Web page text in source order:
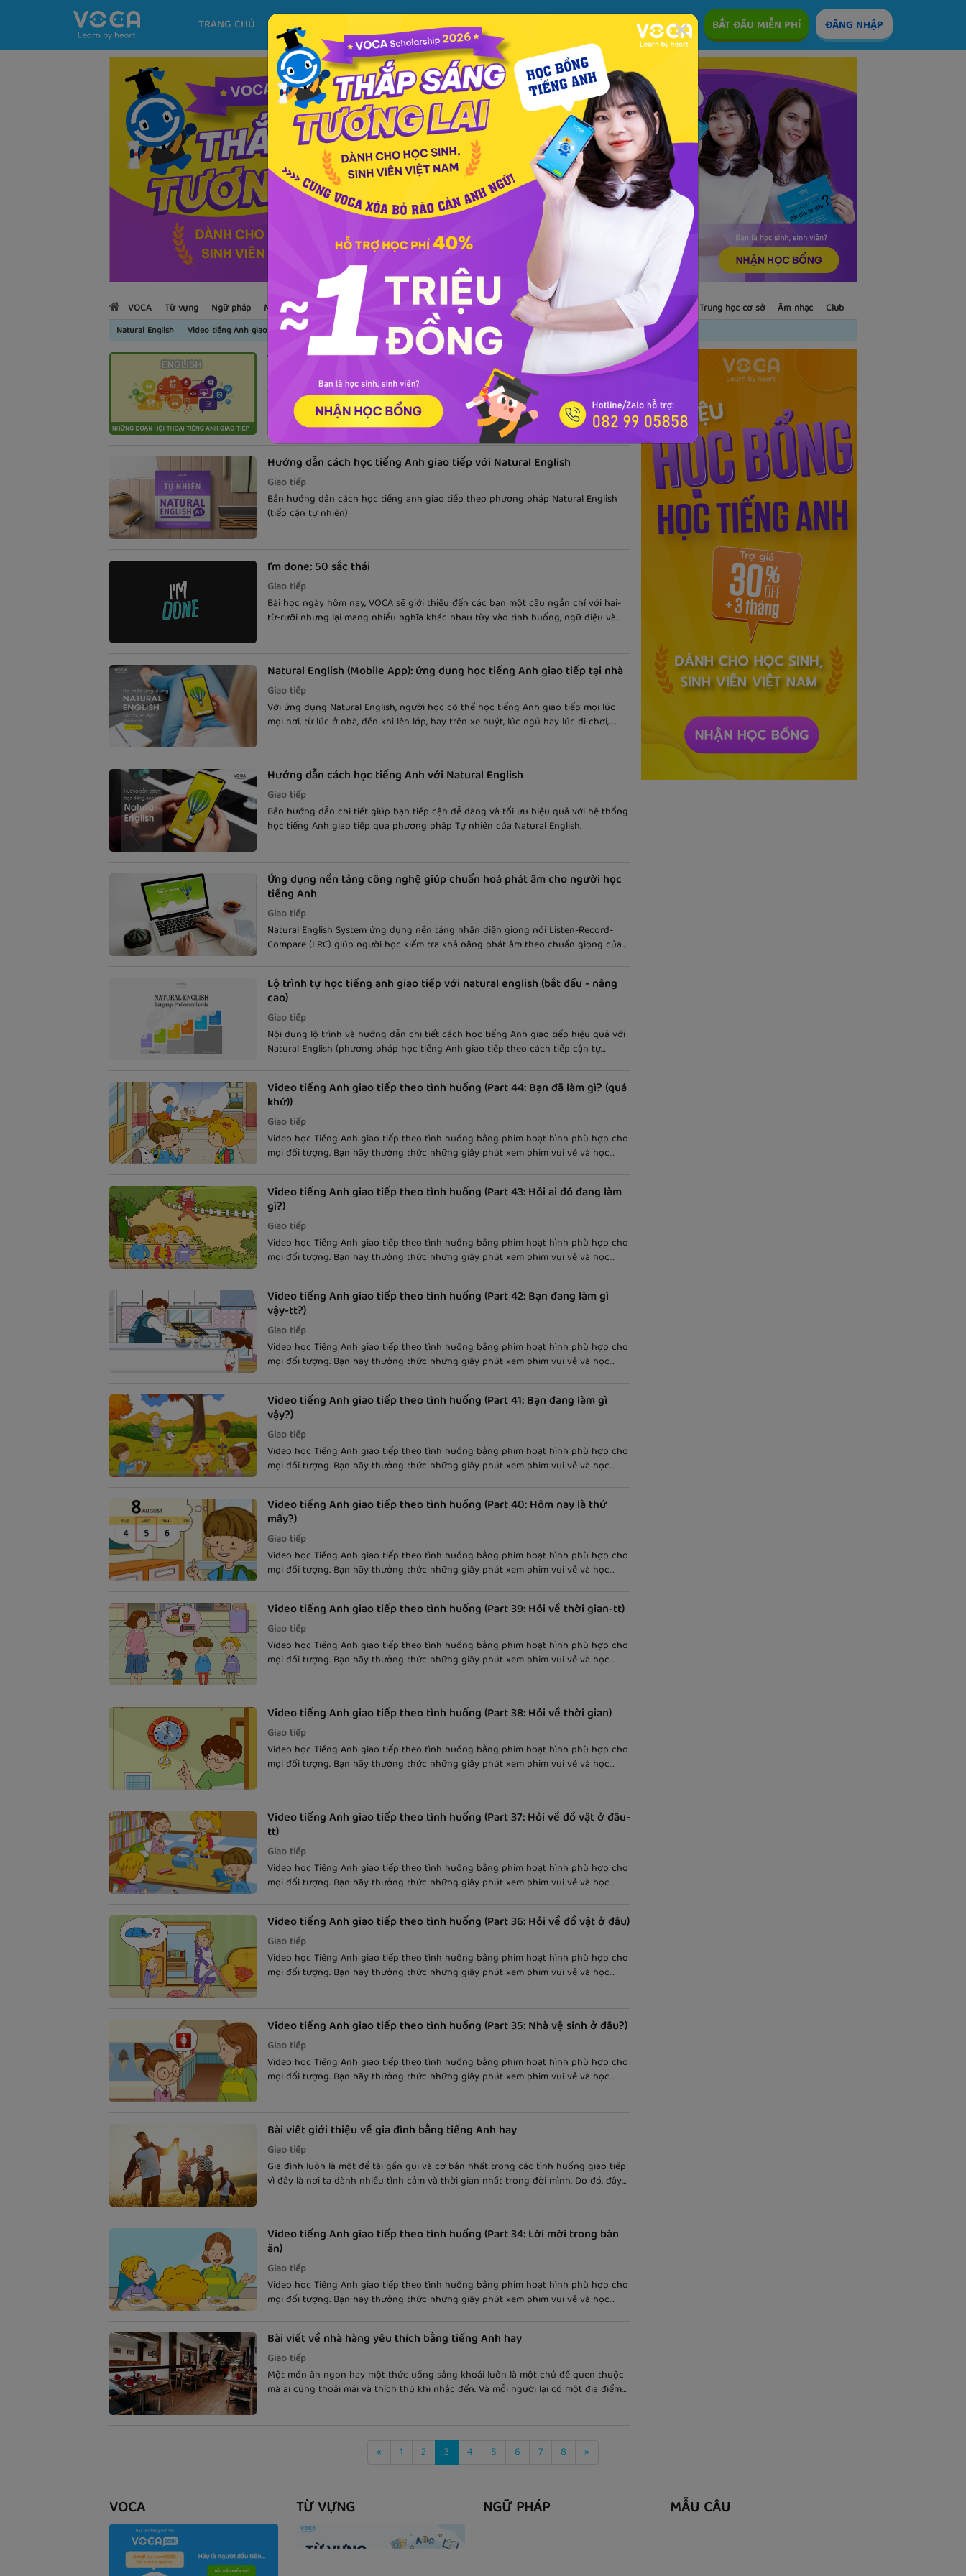
ĐĂNG NHẬP
BẮT ĐẦU MIỄN PHÍ
XEM THÊM
PREMIUM
PHƯƠNG PHÁP
KHÓA HỌC
TRANG CHỦ
VOCA Từ vựng Ngữ pháp Mẫu câu Học phát âm Giao tiếp Luyện viết Phổ thông Luyện nói TOEIC IELTS Trẻ em Trung học cơ sở Âm nhạc Club
Natural English Video tiếng Anh giao tiếp theo tình huống Kiến thức - kinh nghiệm Tài liệu học
100 đoạn hội thoại Tiếng Anh giao tiếp theo tình huống (Phần 1)
Tuyển chọn những đoạn hội thoại Tiếng Anh theo tình huống và thông dụng
Hướng dẫn cách học tiếng Anh giao tiếp với Natural English
Giao tiếp
Bản hướng dẫn cách học tiếng anh giao tiếp theo phương pháp Natural English
(tiếp cận tự nhiên)
I’m done: 50 sắc thái
Giao tiếp
Bài học ngày hôm nay, VOCA sẽ giới thiệu đến các bạn một câu ngắn chỉ với hai-
từ-rưỡi nhưng lại mang nhiều nghĩa khác nhau tùy vào tình huống, ngữ điệu và
Natural English (Mobile App): ứng dụng học tiếng Anh giao tiếp tại nhà
Giao tiếp
Với ứng dụng Natural English, người học có thể học tiếng Anh giao tiếp mọi lúc
mọi nơi, từ lúc ở nhà, đến khi lên lớp, hay trên xe buýt, lúc ngủ hay lúc đi chơi,..
Hướng dẫn cách học tiếng Anh với Natural English
Giao tiếp
Bản hướng dẫn chi tiết giúp bạn tiếp cận dễ dàng và tối ưu hiệu quả với hệ thống
học tiếng Anh giao tiếp qua phương pháp Tự nhiên của Natural English.
Ứng dụng nền tảng công nghệ giúp chuẩn hoá phát âm cho người học
tiếng Anh
Giao tiếp
Natural English System ứng dụng nền tảng nhận diện giọng nói Listen-Record-
Compare (LRC) giúp người học kiểm tra khả năng phát âm theo chuẩn giọng của
Lộ trình tự học tiếng anh giao tiếp với natural english (bắt đầu - nâng
cao)
Giao tiếp
Nội dung lộ trình và hướng dẫn chi tiết cách học tiếng Anh giao tiếp hiệu quả với
Natural English (phương pháp học tiếng Anh giao tiếp theo cách tiếp cận tự
Video tiếng Anh giao tiếp theo tình huống (Part 44: Bạn đã làm gì? (quá
khứ))
Giao tiếp
Video học Tiếng Anh giao tiếp theo tình huống bằng phim hoạt hình phù hợp cho
mọi đối tượng. Bạn hãy thưởng thức những giây phút xem phim vui vẻ và học
theo phụ đề song ngữ giúp các bạn dễ nắm bắt nội dung và học tốt hơn.
Video tiếng Anh giao tiếp theo tình huống (Part 43: Hỏi ai đó đang làm
gì?)
Giao tiếp
Video học Tiếng Anh giao tiếp theo tình huống bằng phim hoạt hình phù hợp cho
mọi đối tượng. Bạn hãy thưởng thức những giây phút xem phim vui vẻ và học
theo phụ đề song ngữ giúp các bạn dễ nắm bắt nội dung và học tốt hơn.
Video tiếng Anh giao tiếp theo tình huống (Part 42: Bạn đang làm gì
vậy-tt?)
Giao tiếp
Video học Tiếng Anh giao tiếp theo tình huống bằng phim hoạt hình phù hợp cho
mọi đối tượng. Bạn hãy thưởng thức những giây phút xem phim vui vẻ và học
theo phụ đề song ngữ giúp các bạn dễ nắm bắt nội dung và học tốt hơn.
Video tiếng Anh giao tiếp theo tình huống (Part 41: Bạn đang làm gì
vậy?)
Giao tiếp
Video học Tiếng Anh giao tiếp theo tình huống bằng phim hoạt hình phù hợp cho
mọi đối tượng. Bạn hãy thưởng thức những giây phút xem phim vui vẻ và học
theo phụ đề song ngữ giúp các bạn dễ nắm bắt nội dung và học tốt hơn.
Video tiếng Anh giao tiếp theo tình huống (Part 40: Hôm nay là thứ
mấy?)
Giao tiếp
Video học Tiếng Anh giao tiếp theo tình huống bằng phim hoạt hình phù hợp cho
mọi đối tượng. Bạn hãy thưởng thức những giây phút xem phim vui vẻ và học
theo phụ đề song ngữ giúp các bạn dễ nắm bắt nội dung và học tốt hơn.
Video tiếng Anh giao tiếp theo tình huống (Part 39: Hỏi về thời gian-tt)
Giao tiếp
Video học Tiếng Anh giao tiếp theo tình huống bằng phim hoạt hình phù hợp cho
mọi đối tượng. Bạn hãy thưởng thức những giây phút xem phim vui vẻ và học
Video tiếng Anh giao tiếp theo tình huống (Part 38: Hỏi về thời gian)
Giao tiếp
Video học Tiếng Anh giao tiếp theo tình huống bằng phim hoạt hình phù hợp cho
mọi đối tượng. Bạn hãy thưởng thức những giây phút xem phim vui vẻ và học
Video tiếng Anh giao tiếp theo tình huống (Part 37: Hỏi về đồ vật ở đâu-
tt)
Giao tiếp
Video học Tiếng Anh giao tiếp theo tình huống bằng phim hoạt hình phù hợp cho
mọi đối tượng. Bạn hãy thưởng thức những giây phút xem phim vui vẻ và học
phụ đề song ngữ giúp các bạn dễ nắm bắt nội dung và học tốt hơn.
Video tiếng Anh giao tiếp theo tình huống (Part 36: Hỏi về đồ vật ở đâu)
Giao tiếp
Video học Tiếng Anh giao tiếp theo tình huống bằng phim hoạt hình phù hợp cho
mọi đối tượng. Bạn hãy thưởng thức những giây phút xem phim vui vẻ và học
Video tiếng Anh giao tiếp theo tình huống (Part 35: Nhà vệ sinh ở đâu?)
Giao tiếp
Video học Tiếng Anh giao tiếp theo tình huống bằng phim hoạt hình phù hợp cho
mọi đối tượng. Bạn hãy thưởng thức những giây phút xem phim vui vẻ và học
Bài viết giới thiệu về gia đình bằng tiếng Anh hay
Giao tiếp
Gia đình luôn là một đề tài gần gũi và cơ bản nhất trong các tình huống giao tiếp
vì đây là nơi ta dành nhiều tình cảm và thời gian nhất trong đời mình. Do đó, đây
như thế nào, hãy cùng VOCA tìm hiểu trong bài viết này nhé.
Video tiếng Anh giao tiếp theo tình huống (Part 34: Lời mời trong bàn
ăn)
Giao tiếp
Video học Tiếng Anh giao tiếp theo tình huống bằng phim hoạt hình phù hợp cho
mọi đối tượng. Bạn hãy thưởng thức những giây phút xem phim vui vẻ và học
theo phụ đề song ngữ giúp các bạn dễ nắm bắt nội dung và học tốt hơn.
Bài viết về nhà hàng yêu thích bằng tiếng Anh hay
Giao tiếp
Một món ăn ngon hay một thức uống sảng khoái luôn là một chủ đề quen thuộc
mà ai cũng thoải mái và thích thú khi nhắc đến. Và mỗi người lại có một địa điểm
Anh như thế nào, hãy cùng VOCA tìm hiểu trong bài viết này nhé.
« 1 2 3 4 5 6 7 8 »
VOCA TỪ VỰNG NGỮ PHÁP MẪU CÂU